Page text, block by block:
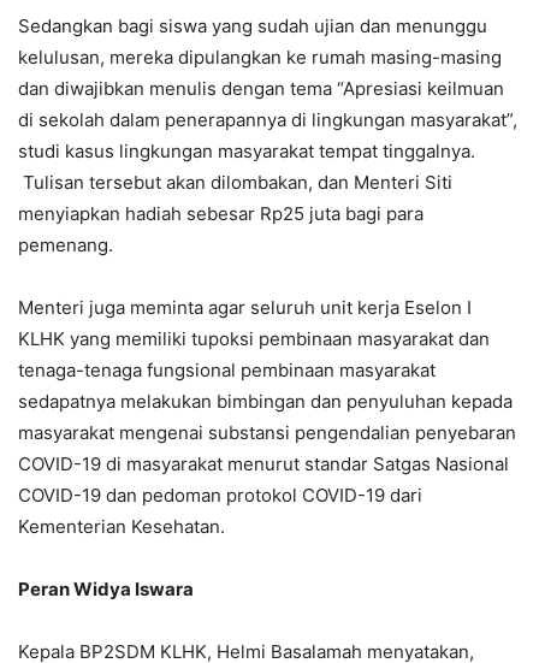
Sedangkan bagi siswa yang sudah ujian dan menunggu
kelulusan, mereka dipulangkan ke rumah masing-masing
dan diwajibkan menulis dengan tema “Apresiasi keilmuan
di sekolah dalam penerapannya di lingkungan masyarakat”,
studi kasus lingkungan masyarakat tempat tinggalnya.
Tulisan tersebut akan dilombakan, dan Menteri Siti
menyiapkan hadiah sebesar Rp25 juta bagi para
pemenang.
Menteri juga meminta agar seluruh unit kerja Eselon I
KLHK yang memiliki tupoksi pembinaan masyarakat dan
tenaga-tenaga fungsional pembinaan masyarakat
sedapatnya melakukan bimbingan dan penyuluhan kepada
masyarakat mengenai substansi pengendalian penyebaran
COVID-19 di masyarakat menurut standar Satgas Nasional
COVID-19 dan pedoman protokol COVID-19 dari
Kementerian Kesehatan.
Peran Widya Iswara
Kepala BP2SDM KLHK, Helmi Basalamah menyatakan,